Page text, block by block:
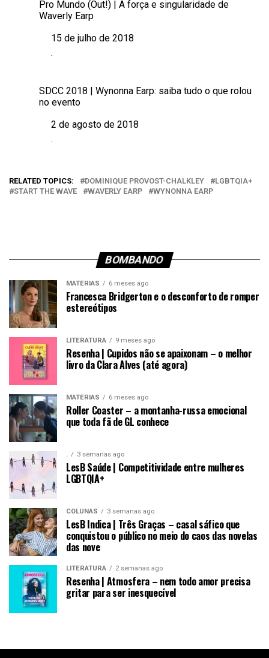
Pro Mundo (Out!) | A força e singularidade de
Waverly Earp
Data15 de julho de 2018
Em relação a
.
SDCC 2018 | Wynonna Earp: saiba tudo o que rolou
no evento
Data
2 de agosto de 2018
Em relação a
.
RELATED TOPICS: DOMINIQUE PROVOST-CHALKLEY
LGBTQIA+
START THE WAVE
WAVERLY EARP WYNONNA EARP
BOMBANDO
MATÉRIAS 6 meses ago
Francesca Bridgerton e o desconforto de romper
estereótipos
LITERATURA 9 meses ago
Resenha | Cupidos não se apaixonam – o melhor
livro da Clara Alves (até agora)
MATÉRIAS 6 meses ago
Roller Coaster – a montanha-russa emocional
que toda fã de GL conhece
3 semanas ago
LesB Saúde | Competitividade entre mulheres
LGBTQIA+
COLUNAS 3 semanas ago
LesB Indica | Três Graças – casal sáfico que
conquistou o público no meio do caos das novelas
das nove
LITERATURA 2 semanas ago
Resenha | Atmosfera – nem todo amor precisa
gritar para ser inesquecível